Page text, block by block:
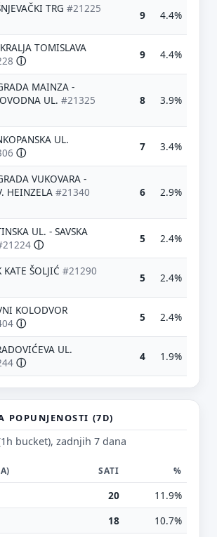
TRG #21225
9 4.4%
TOMISLAVA
ⓘ 9 4.4%
MAINZA -
UL. #21325
8 3.9%
UL.
ⓘ 7 3.4%
VUKOVARA -
HEINZELA #21340
6 2.9%
UL. - SAVSKA
ⓘ 5 2.4%
KATE ŠOLJIĆ #21290
5 2.4%
KOLODVOR
ⓘ 5 2.4%
UL.
ⓘ 4 1.9%
POPUNJENOSTI (7D)
bucket), zadnjih 7 dana
SATI %
20
11.9%
18 10.7%
ove stranice
korisno? Koje pitanje želiš da ova
(npr. “kada je
znači ovaj skok?”, “što još
Prijava problema